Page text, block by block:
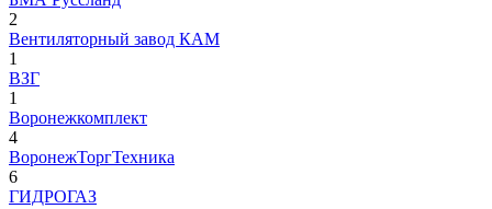
2
Вентиляторный завод КАМ
1
ВЗГ
1
Воронежкомплект
4
ВоронежТоргТехника
6
ГИДРОГАЗ